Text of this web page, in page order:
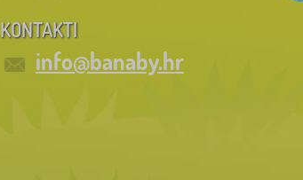
KONTAKTI
info@banaby.hr